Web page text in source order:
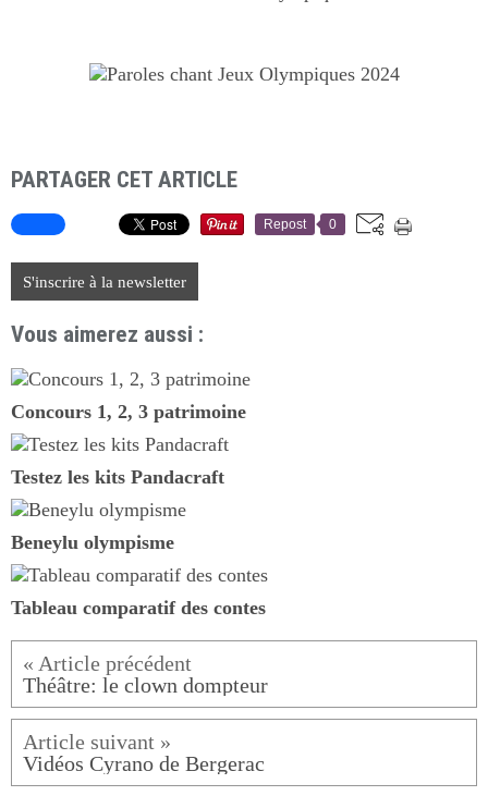
PARTAGER CET ARTICLE
Repost 0
S'inscrire à la newsletter
Vous aimerez aussi :
Concours 1, 2, 3 patrimoine
Testez les kits Pandacraft
Beneylu olympisme
Tableau comparatif des contes
Théâtre: le clown dompteur
Vidéos Cyrano de Bergerac